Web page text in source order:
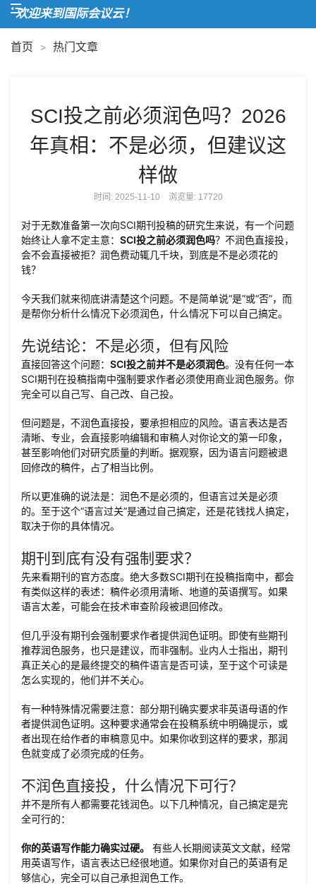
欢迎来到国际会议云！
首页 > 热门文章
SCI投之前必须润色吗？2026
年真相：不是必须，但建议这
样做
时间: 2025-11-10 浏览量: 17720
对于无数准备第一次向SCI期刊投稿的研究生来说，有一个问题
始终让人拿不定主意： SCI投之前必须润色吗？不润色直接投，
会不会直接被拒？润色费动辄几千块，到底是不是必须花的
钱？
今天我们就来彻底讲清楚这个问题。不是简单说“是”或“否”，而
是帮你分析什么情况下必须润色，什么情况下可以自己搞定。
先说结论：不是必须，但有风险
直接回答这个问题： SCI投之前并不是必须润色。没有任何一本
SCI期刊在投稿指南中强制要求作者必须使用商业润色服务。你
完全可以自己写、自己改、自己投。
但问题是，不润色直接投，要承担相应的风险。语言表达是否
清晰、专业，会直接影响编辑和审稿人对你论文的第一印象，
甚至影响他们对研究质量的判断。据观察，因为语言问题被退
回修改的稿件，占了相当比例。
所以更准确的说法是：润色不是必须的，但语言过关是必须
的。至于这个“语言过关”是通过自己搞定，还是花钱找人搞定，
取决于你的具体情况。
期刊到底有没有强制要求？
先来看期刊的官方态度。绝大多数SCI期刊在投稿指南中，都会
有类似这样的表述：稿件必须用清晰、地道的英语撰写。如果
语言太差，可能会在技术审查阶段被退回修改。
但几乎没有期刊会强制要求作者提供润色证明。即使有些期刊
推荐润色服务，也只是建议，而非强制。业内人士指出，期刊
真正关心的是最终提交的稿件语言是否可读，至于这个可读是
怎么实现的，他们并不关心。
有一种特殊情况需要注意：部分期刊确实要求非英语母语的作
者提供润色证明。这种要求通常会在投稿系统中明确提示，或
者出现在给作者的审稿意见中。如果你收到这样的要求，那润
色就变成了必须完成的任务。
不润色直接投，什么情况下可行？
并不是所有人都需要花钱润色。以下几种情况，自己搞定是完
全可行的：
你的英语写作能力确实过硬。
有些人长期阅读英文文献，经常
用英语写作，语言表达已经很地道。如果你对自己的英语有足
够信心，完全可以自己承担润色工作。